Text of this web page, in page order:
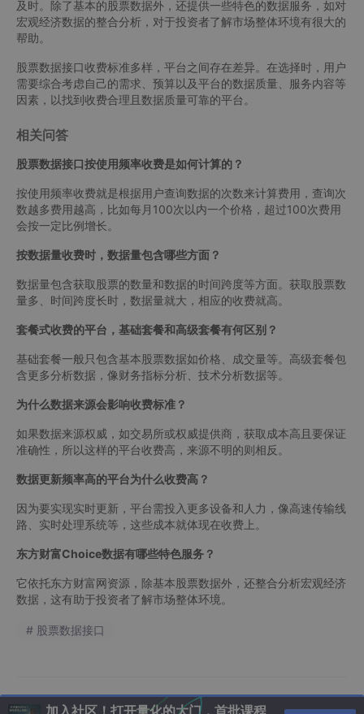
及时。除了基本的股票数据外，还提供一些特色的数据服务，如对
宏观经济数据的整合分析，对于投资者了解市场整体环境有很大的
帮助。
股票数据接口收费标准多样，平台之间存在差异。在选择时，用户
需要综合考虑自己的需求、预算以及平台的数据质量、服务内容等
因素，以找到收费合理且数据质量可靠的平台。
相关问答
股票数据接口按使用频率收费是如何计算的？
按使用频率收费就是根据用户查询数据的次数来计算费用，查询次
数越多费用越高，比如每月100次以内一个价格，超过100次费用
会按一定比例增长。
按数据量收费时，数据量包含哪些方面？
数据量包含获取股票的数量和数据的时间跨度等方面。获取股票数
量多、时间跨度长时，数据量就大，相应的收费就高。
套餐式收费的平台，基础套餐和高级套餐有何区别？
基础套餐一般只包含基本股票数据如价格、成交量等。高级套餐包
含更多分析数据，像财务指标分析、技术分析数据等。
为什么数据来源会影响收费标准？
如果数据来源权威，如交易所或权威提供商，获取成本高且要保证
准确性，所以这样的平台收费高，来源不明的则相反。
数据更新频率高的平台为什么收费高？
因为要实现实时更新，平台需投入更多设备和人力，像高速传输线
路、实时处理系统等，这些成本就体现在收费上。
东方财富Choice数据有哪些特色服务？
它依托东方财富网资源，除基本股票数据外，还整合分析宏观经济
数据，这有助于投资者了解市场整体环境。
# 股票数据接口
加入社区！打开量化的大门，首批课程